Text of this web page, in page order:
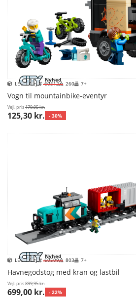
Nyhed
LEGO City 60512 260 7+
Vogn til mountainbike-eventyr
Vejl. pris179,95 kr.
125,30 kr. - 30%
Nyhed
LEGO City 60509 803 7+
Havnegodstog med kran og lastbil
Vejl. pris899,95 kr.
699,00 kr. - 22%